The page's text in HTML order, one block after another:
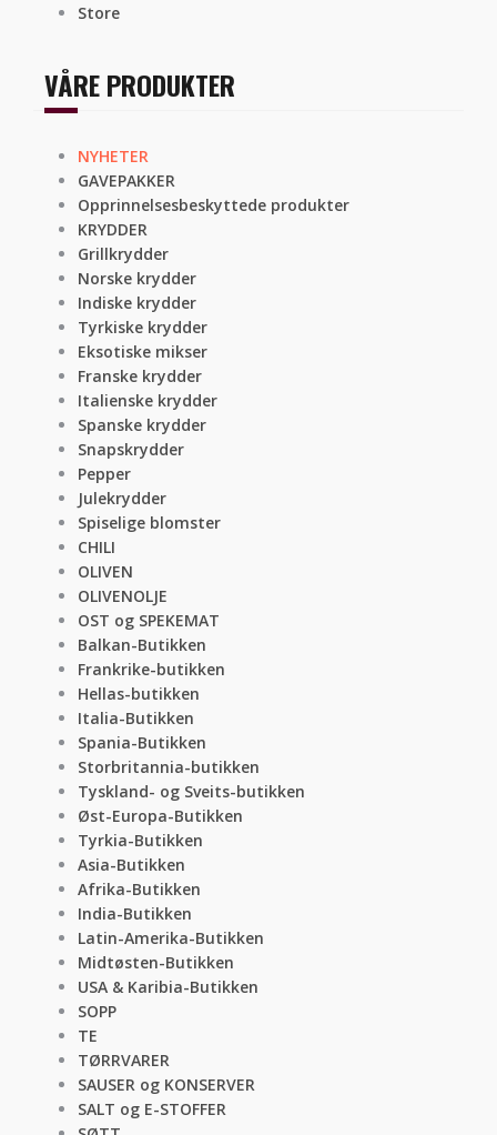
Store
VÅRE PRODUKTER
NYHETER
GAVEPAKKER
Opprinnelsesbeskyttede produkter
KRYDDER
Grillkrydder
Norske krydder
Indiske krydder
Tyrkiske krydder
Eksotiske mikser
Franske krydder
Italienske krydder
Spanske krydder
Snapskrydder
Pepper
Julekrydder
Spiselige blomster
CHILI
OLIVEN
OLIVENOLJE
OST og SPEKEMAT
Balkan-Butikken
Frankrike-butikken
Hellas-butikken
Italia-Butikken
Spania-Butikken
Storbritannia-butikken
Tyskland- og Sveits-butikken
Øst-Europa-Butikken
Tyrkia-Butikken
Asia-Butikken
Afrika-Butikken
India-Butikken
Latin-Amerika-Butikken
Midtøsten-Butikken
USA & Karibia-Butikken
SOPP
TE
TØRRVARER
SAUSER og KONSERVER
SALT og E-STOFFER